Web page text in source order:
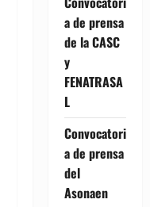
a de prensa
de la CASC
y
FENATRASA
L
Convocatori
a de prensa
del
Asonaen